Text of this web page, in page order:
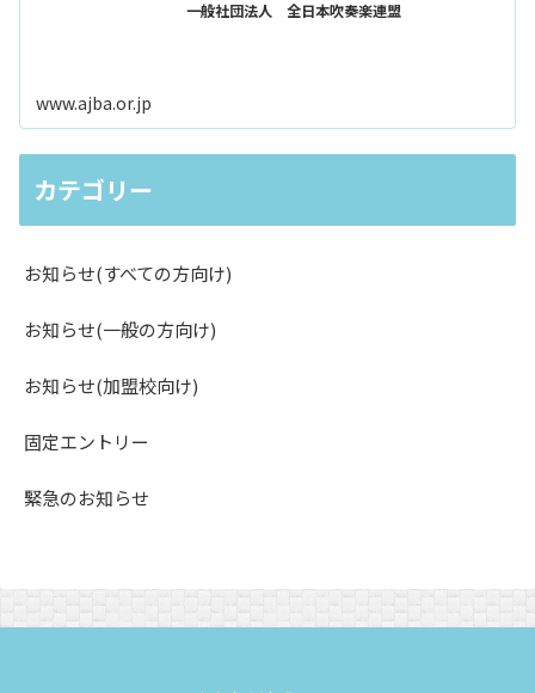
一般社団法人 全日本吹奏楽連盟
www.ajba.or.jp
カテゴリー
お知らせ(すべての方向け)
お知らせ(一般の方向け)
お知らせ(加盟校向け)
固定エントリー
緊急のお知らせ